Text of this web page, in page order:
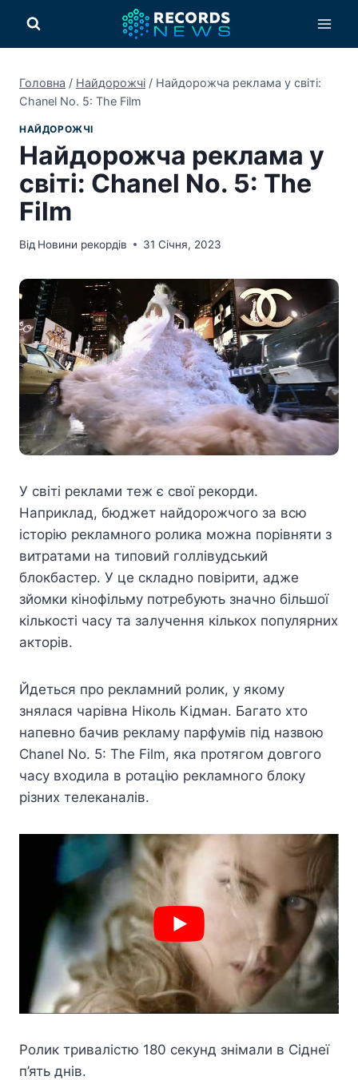
вмісту
Головна / Найдорожчі / Найдорожча реклама у світі:
Chanel No. 5: The Film
НАЙДОРОЖЧІ
Найдорожча реклама у
світі: Chanel No. 5: The
Film
Від Новини рекордів 31 Січня, 2023
У світі реклами теж є свої рекорди.
Наприклад, бюджет найдорожчого за всю
історію рекламного ролика можна порівняти з
витратами на типовий голлівудський
блокбастер. У це складно повірити, адже
зйомки кінофільму потребують значно більшої
кількості часу та залучення кількох популярних
акторів.
Йдеться про рекламний ролик, у якому
знялася чарівна Ніколь Кідман. Багато хто
напевно бачив рекламу парфумів під назвою
Chanel No. 5: The Film, яка протягом довгого
часу входила в ротацію рекламного блоку
різних телеканалів.
Ролик тривалістю 180 секунд знімали в Сіднеї
п’ять днів.